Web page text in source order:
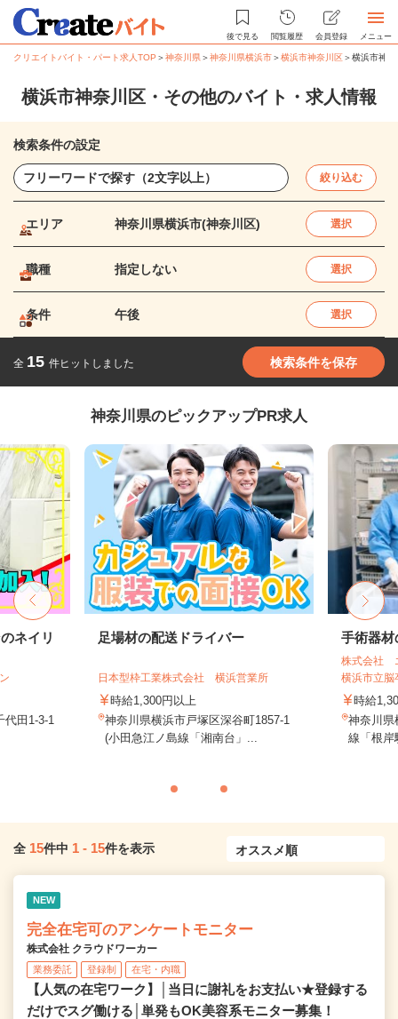
後で見る 閲覧履歴 会員登録 メニュー
クリエイトバイト・パート求人TOP ＞神奈川県＞神奈川県横浜市＞横浜市神奈川区＞横浜市神
横浜市神奈川区・その他のバイト・求人情報
検索条件の設定
絞り込む
エリア 神奈川県横浜市(神奈川区) 選択
職種 指定しない 選択
条件 午後 選択
全 15 件ヒットしました 検索条件を保存
神奈川県のピックアップPR求人
ネイリ
代田1-3-1
足場材の配送ドライバー
日本型枠工業株式会社 横浜営業所
時給1,300円以上
神奈川県横浜市戸塚区深谷町1857-1
(小田急江ノ島線「湘南台」...
手術器材
株式会社
横浜市立脳
時給
神奈川県
線「根岸
全 15件中 1 - 15件を表示
NEW
完全在宅可のアンケートモニター
株式会社 クラウドワーカー
業務委託 登録制 在宅・内職
【人気の在宅ワーク】│当日に謝礼をお支払い★登録する
だけでスグ働ける│単発もOK美容系モニター募集！